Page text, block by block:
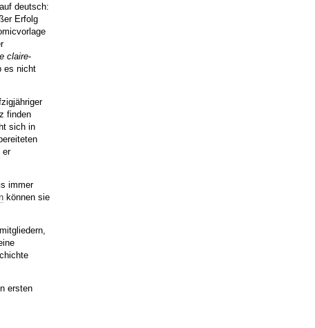
auf deutsch:
Erfolg
claire-
es nicht
finden
sich in
er
immer
können sie
ersten